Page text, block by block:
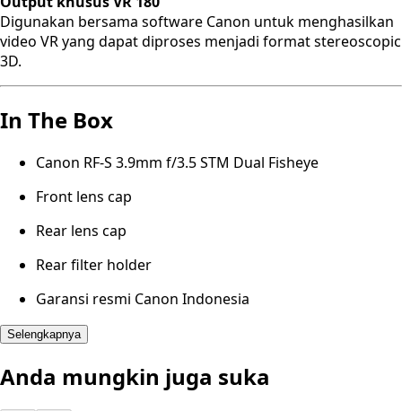
Digunakan bersama software Canon untuk menghasilkan
video VR yang dapat diproses menjadi format stereoscopic
3D.
In The Box
Canon RF-S 3.9mm f/3.5 STM Dual Fisheye
Front lens cap
Rear lens cap
Rear filter holder
Garansi resmi Canon Indonesia
Selengkapnya
Anda mungkin juga suka